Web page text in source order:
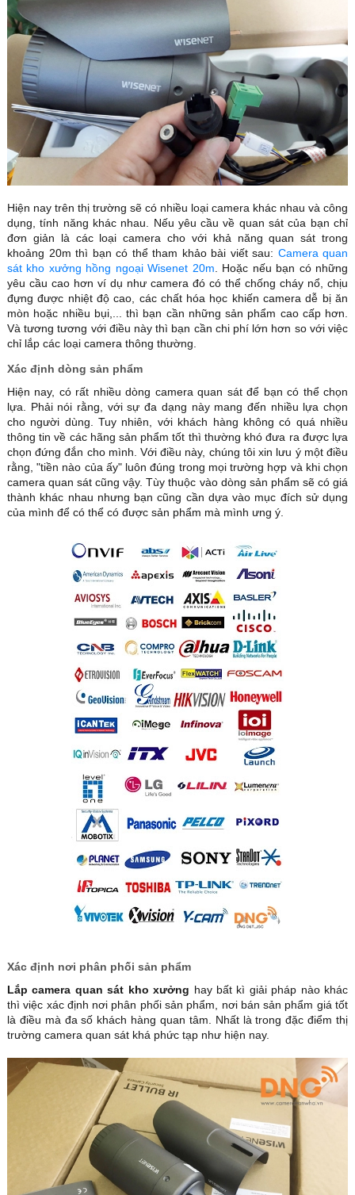
Hiện nay trên thị trường sẽ có nhiều loại camera khác nhau và công
dụng, tính năng khác nhau. Nếu yêu cầu về quan sát của bạn chỉ
đơn giản là các loại camera cho với khả năng quan sát trong
khoảng 20m thì bạn có thể tham khảo bài viết sau: Camera quan
sát kho xưởng hồng ngoại Wisenet 20m . Hoặc nếu bạn có những
yêu cầu cao hơn ví dụ như camera đó có thể chống cháy nổ, chịu
đựng được nhiệt độ cao, các chất hóa học khiến camera dễ bị ăn
mòn hoặc nhiều bụi,... thì bạn cần những sản phẩm cao cấp hơn.
Và tương tương với điều này thì bạn cần chi phí lớn hơn so với việc
chỉ lắp các loại camera thông thường.
Xác định dòng sản phẩm
Hiện nay, có rất nhiều dòng camera quan sát để bạn có thể chọn
lựa. Phải nói rằng, với sự đa dạng này mang đến nhiều lựa chọn
cho người dùng. Tuy nhiên, với khách hàng không có quá nhiều
thông tin về các hãng sản phẩm tốt thì thường khó đưa ra được lựa
chọn đứng đắn cho mình. Với điều này, chúng tôi xin lưu ý một điều
rằng, "tiền nào của ấy" luôn đúng trong mọi trường hợp và khi chọn
camera quan sát cũng vậy. Tùy thuộc vào dòng sản phẩm sẽ có giá
thành khác nhau nhưng bạn cũng cần dựa vào mục đích sử dụng
của mình để có thể có được sản phẩm mà mình ưng ý.
Xác định nơi phân phối sản phẩm
Lắp camera quan sát kho xưởng hay bất kì giải pháp nào khác
thì việc xác định nơi phân phối sản phẩm, nơi bán sản phẩm giá tốt
là điều mà đa số khách hàng quan tâm. Nhất là trong đặc điểm thị
trường camera quan sát khá phức tạp như hiện nay.